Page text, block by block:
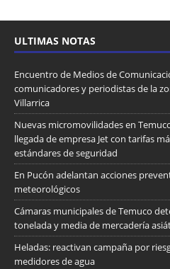
ULTIMAS NOTAS
Encuentro de Medios de
comunicadores y periodistas de la
Villarrica
Nuevas micromovilidades en
llegada de empresa Jet con tarifas
estándares de seguridad
En Pucón adelantan acciones
meteorológicos
Cámaras municipales de Temuco
tonelada y media de mercadería
Heladas: reactivan campaña por
medidores de agua